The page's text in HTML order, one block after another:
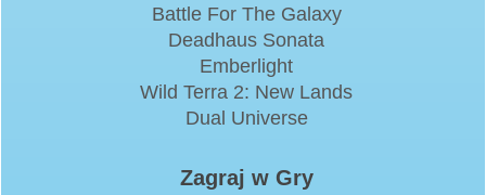
Battle For The Galaxy
Deadhaus Sonata
Emberlight
Wild Terra 2: New Lands
Dual Universe
Zagraj w Gry